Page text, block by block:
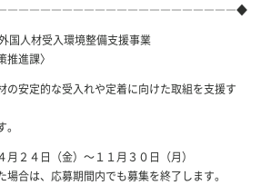
国人材受入環境整備支援事業
進課〉
安定的な受入れや定着に向けた取組を支援す
４日（金）～１１月３０日（月）
合は、応募期間内でも募集を終了します。